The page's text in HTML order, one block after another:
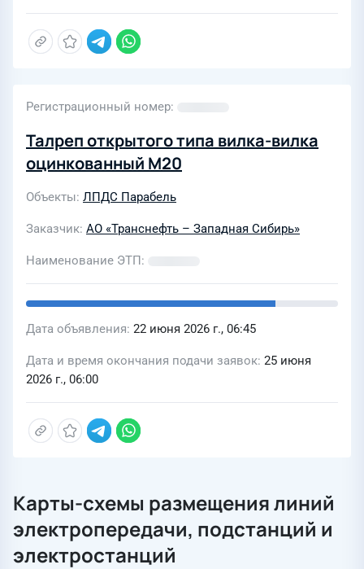
Регистрационный номер
Талреп открытого типа вилка-вилка
оцинкованный М20
Объекты ЛПДС Парабель
Заказчик АО «Транснефть – Западная Сибирь»
Наименование ЭТП
Дата объявления 22 июня 2026 г., 06:45
Дата и время окончания подачи заявок 25 июня
2026 г., 06:00
Карты-схемы размещения линий
электропередачи, подстанций и
электростанций